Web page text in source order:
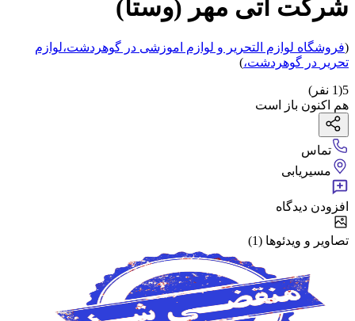
شرکت آتی مهر (وستا)
(فروشگاه لوازم التحریر و لوازم اموزشی در گوهردشت،لوازم
تحریر در گوهردشت،)
5
(
1 نفر)
هم اکنون باز است
تماس
مسیریابی
افزودن دیدگاه
تصاویر و ویدئوها (1)